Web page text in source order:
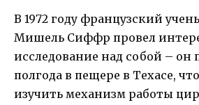
В 1972 году французский
Мишель Сиффр провел
исследование над собой – он
полгода в пещере в Техасе,
изучить механизм работы